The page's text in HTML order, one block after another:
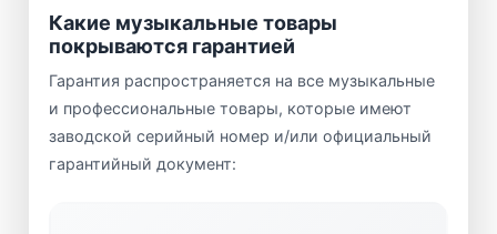
Какие музыкальные товары
покрываются гарантией
Гарантия распространяется на все музыкальные
и профессиональные товары, которые имеют
заводской серийный номер и/или официальный
гарантийный документ: